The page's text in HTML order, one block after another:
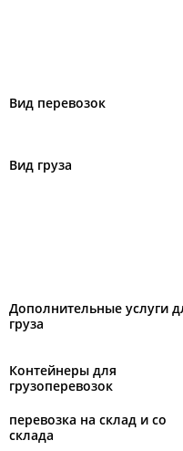
Преимущества работы с
Наличие
Оборудованные
крупных
Доставка грузов
пожеланий заказчика.
Вид перевозок
Вид груза
Дополнительные услуги
груза
Контейнеры для
грузоперевозок
перевозка на склад и со
склада